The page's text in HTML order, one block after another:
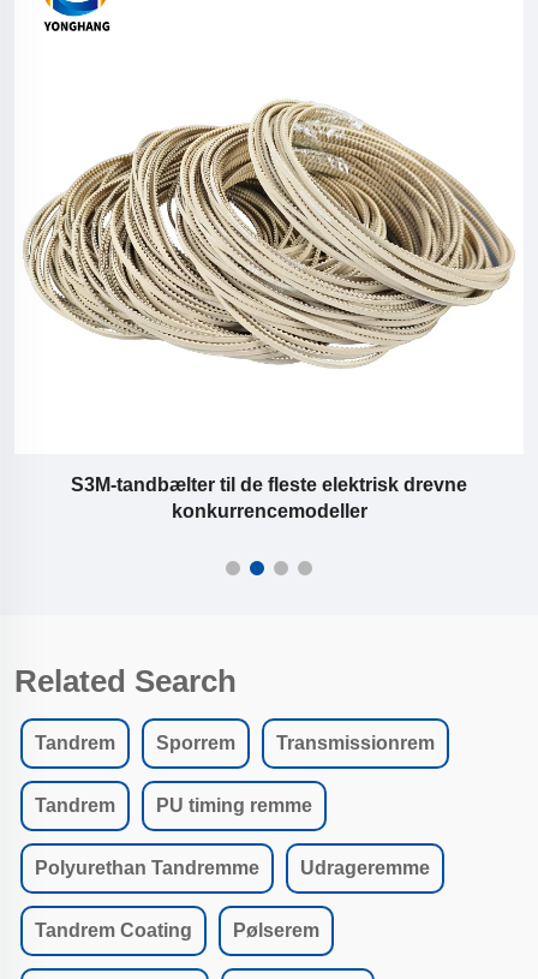
S3M-tandbælter til de fleste elektrisk drevne
konkurrencemodeller
Related Search
Tandrem Sporrem Transmissionrem
Tandrem PU timing remme
Polyurethan Tandremme Udrageremme
Tandrem Coating Pølserem